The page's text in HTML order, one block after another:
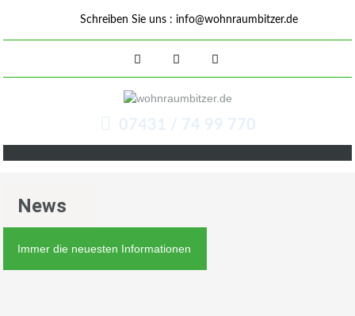
Schreiben Sie uns : info@wohnraumbitzer.de
07431 / 74 99 770
News
Immer die neuesten Informationen